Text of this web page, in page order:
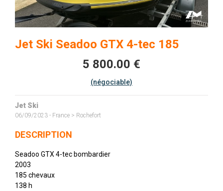
Jet Ski Seadoo GTX 4-tec 185
5 800.00 €
(négociable)
Jet Ski
06/09/2023 - France > Rochefort
DESCRIPTION
Seadoo GTX 4-tec bombardier
2003
185 chevaux
138 h